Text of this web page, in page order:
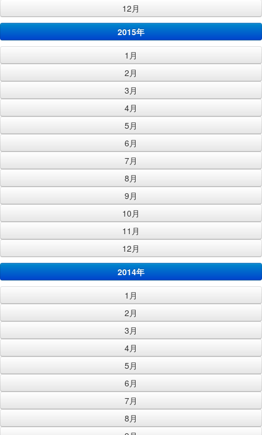
12月
2015年
1月
2月
3月
4月
5月
6月
7月
8月
9月
10月
11月
12月
2014年
1月
2月
3月
4月
5月
6月
7月
8月